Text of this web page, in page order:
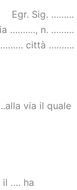
Egr. Sig. ………
………., n. ………
città ……….
via il quale
il …. ha